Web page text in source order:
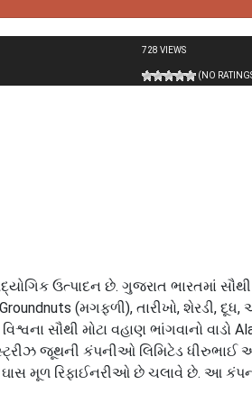
728 VIEWS
(NO
ઉત્પાદન છે. ગુજરાત ભારતમાં
(મગફળી), તારીખો, શેરડી,
સૌથી મોટા વહાણ ભાંગવાનો વાડો
જૂથની કંપનીઓ લિમિટેડ ધીરુભાઈ
ઘાસ મૂળ રિફાઈનરીઓ છે ચલાવે છે. આ